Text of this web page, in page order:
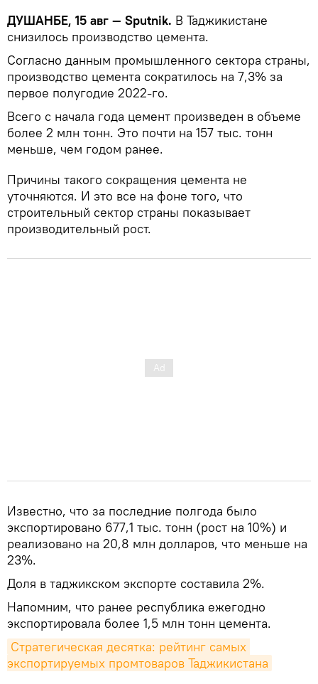
ДУШАНБЕ, 15 авг — Sputnik. В Таджикистане
снизилось производство цемента.
Согласно данным промышленного сектора страны,
производство цемента сократилось на 7,3% за
первое полугодие 2022-го.
Всего с начала года цемент произведен в объеме
более 2 млн тонн. Это почти на 157 тыс. тонн
меньше, чем годом ранее.
Причины такого сокращения цемента не
уточняются. И это все на фоне того, что
строительный сектор страны показывает
производительный рост.
Известно, что за последние полгода было
экспортировано 677,1 тыс. тонн (рост на 10%) и
реализовано на 20,8 млн долларов, что меньше на
23%.
Доля в таджикском экспорте составила 2%.
Напомним, что ранее республика ежегодно
экспортировала более 1,5 млн тонн цемента.
Стратегическая десятка: рейтинг самых
экспортируемых промтоваров Таджикистана